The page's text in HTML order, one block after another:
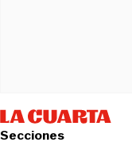
Secciones